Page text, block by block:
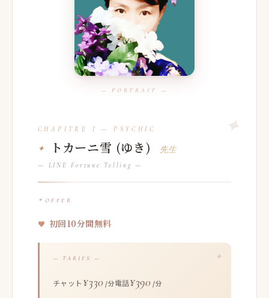
トカーニ雪 (ゆき) 先生
— LINE Fortune Telling —
OFFER
初回10分間無料
— TARIFS —
チャット ¥330 /分電話¥390 /分